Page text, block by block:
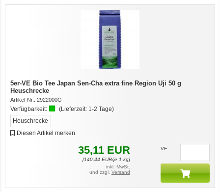
5er-VE Bio Tee Japan Sen-Cha extra fine Region Uji 50 g
Heuschrecke
Artikel-Nr.: 2922000G
Verfügbarkeit: (Lieferzeit: 1-2 Tage)
Heuschrecke
Diesen Artikel merken
35,11 EUR
[140,44 EUR/je 1 kg]
inkl. MwSt.
und zzgl. Versand
VE